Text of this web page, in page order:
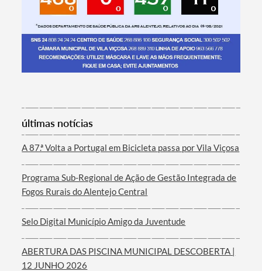
Categorias gerais
Filtros
últimas notícias
A 87.ª Volta a Portugal em Bicicleta passa por Vila Viçosa
Programa Sub-Regional de Ação de Gestão Integrada de
Fogos Rurais do Alentejo Central
Selo Digital Município Amigo da Juventude
ABERTURA DAS PISCINA MUNICIPAL DESCOBERTA |
12 JUNHO 2026